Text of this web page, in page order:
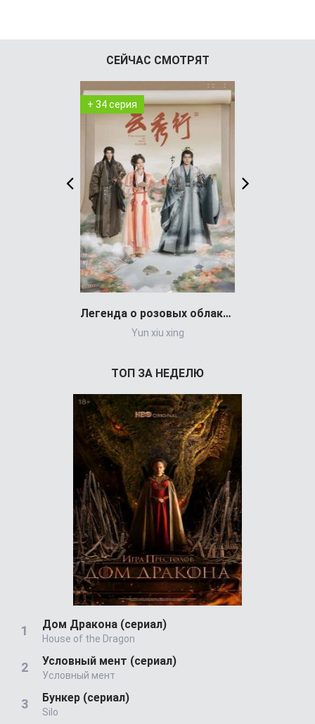
СЕЙЧАС СМОТРЯТ
+ 34 серия
Легенда о розовых облаках (сериал)
Yun xiu xing
ТОП ЗА НЕДЕЛЮ
Дом Дракона (сериал)
House of the Dragon
Условный мент (сериал)
Условный мент
Бункер (сериал)
Silo